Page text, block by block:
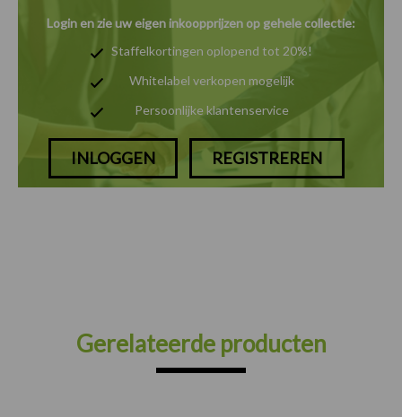
Login en zie uw eigen inkoopprijzen op gehele collectie:
Staffelkortingen oplopend tot 20%!
Whitelabel verkopen mogelijk
Persoonlijke klantenservice
INLOGGEN REGISTREREN
Gerelateerde producten